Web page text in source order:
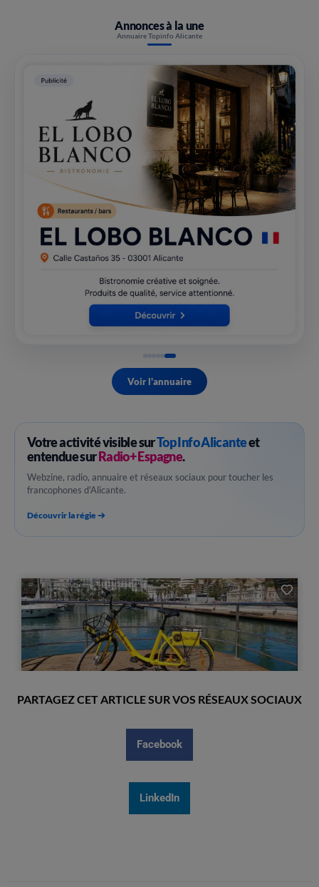
Annonces à la une
Annuaire Topinfo Alicante
Voir l'annuaire
Votre activité visible surTop Info Alicanteet
entendue surRadio+ Espagne.
Webzine, radio, annuaire et réseaux sociaux pour toucher les
francophones d'Alicante.
Découvrir la régie
PARTAGEZ CET ARTICLE SUR VOS RÉSEAUX SOCIAUX
Facebook
LinkedIn